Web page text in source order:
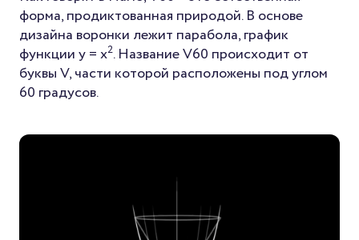
форма, продиктованная природой. В основе
дизайна воронки лежит парабола, график
функции y = x2. Название V60 происходит от
буквы V, части которой расположены под углом
60 градусов.